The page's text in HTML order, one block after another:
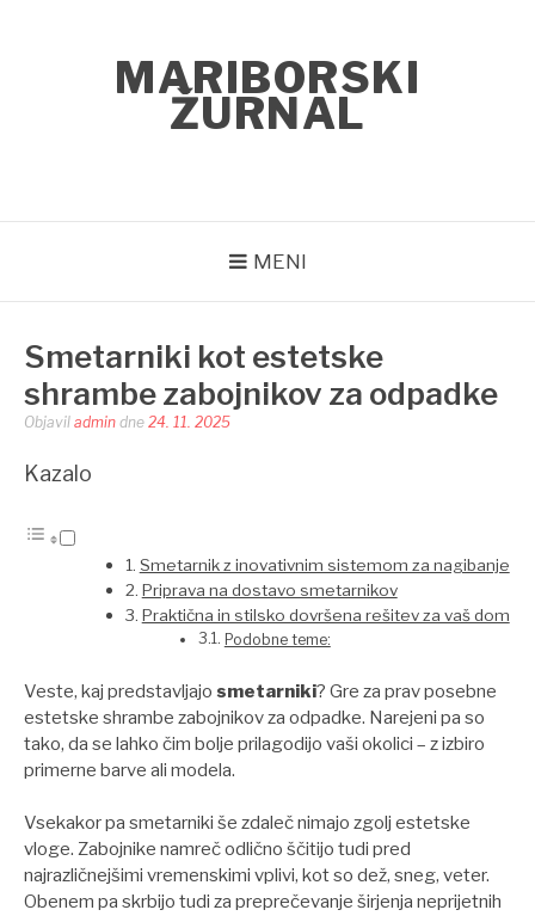
MARIBORSKI
ŽURNAL
MENI
Smetarniki kot estetske
shrambe zabojnikov za odpadke
Objavil admin dne 24. 11. 2025
Kazalo
Smetarnik z inovativnim sistemom za nagibanje
Priprava na dostavo smetarnikov
Praktična in stilsko dovršena rešitev za vaš dom
Podobne teme:
Veste, kaj predstavljajo smetarniki? Gre za prav posebne
estetske shrambe zabojnikov za odpadke. Narejeni pa so
tako, da se lahko čim bolje prilagodijo vaši okolici – z izbiro
primerne barve ali modela.
Vsekakor pa smetarniki še zdaleč nimajo zgolj estetske
vloge. Zabojnike namreč odlično ščitijo tudi pred
najrazličnejšimi vremenskimi vplivi, kot so dež, sneg, veter.
Obenem pa skrbijo tudi za preprečevanje širjenja neprijetnih